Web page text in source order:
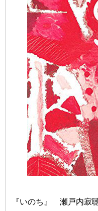
『いのち』 瀬戸内寂